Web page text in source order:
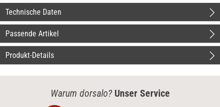
Technische Daten
Passende Artikel
Produkt-Details
Warum dorsalo? Unser Service